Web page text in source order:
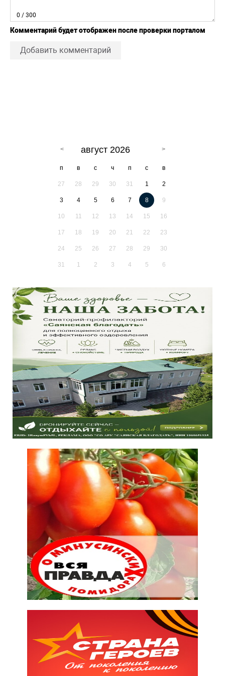
0 / 300
Комментарий будет отображен после проверки порталом
Добавить комментарий
август 2026
п в с ч п с в
27 28 29 30 31 1 2
3 4 5 6 7 8 9
10 11 12 13 14 15 16
17 18 19 20 21 22 23
24 25 26 27 28 29 30
31 1 2 3 4 5 6